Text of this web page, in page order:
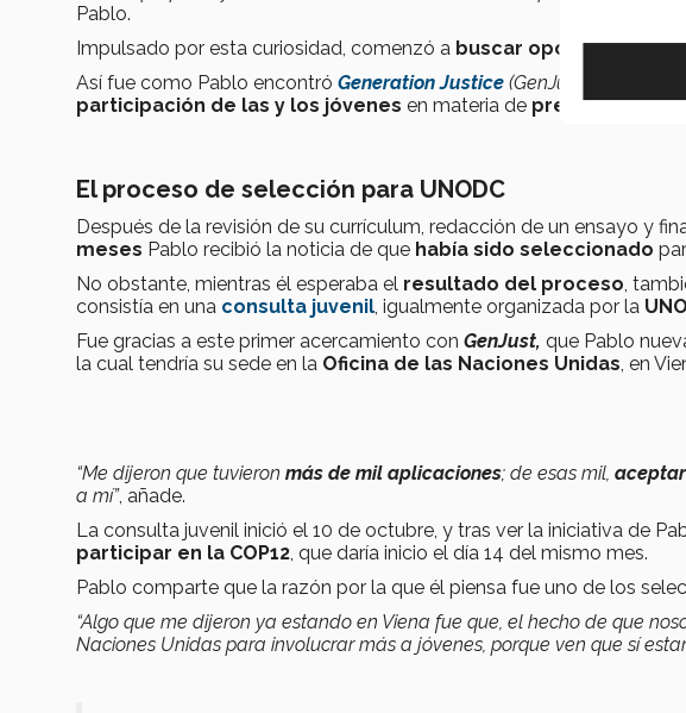
Pablo.
Impulsado por esta curiosidad, comenzó a buscar oportunidades
Así fue como Pablo encontró Generation Justice (GenJust)
participación de las y los jóvenes en materia de prevención del
El proceso de selección para UNODC
Después de la revisión de su currículum, redacción de un ensayo y
meses Pablo recibió la noticia de que había sido seleccionado
No obstante, mientras él esperaba el resultado del proceso,
consistía en una consulta juvenil, igualmente organizada por la
Fue gracias a este primer acercamiento con GenJust, que Pablo
la cual tendría su sede en la Oficina de las Naciones Unidas, en
“Me dijeron que tuvieron más de mil aplicaciones; de esas mil,
a mí”, añade.
La consulta juvenil inició el 10 de octubre, y tras ver la iniciativa de
participar en la COP12, que daría inicio el día 14 del mismo mes.
Pablo comparte que la razón por la que él piensa fue uno de los
“Algo que me dijeron ya estando en Viena fue que, el hecho de que
Naciones Unidas para involucrar más a jóvenes, porque ven que sí